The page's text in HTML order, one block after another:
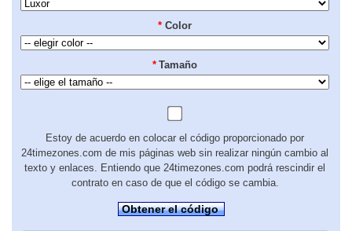
* Color
* Tamaño
Estoy de acuerdo en colocar el código proporcionado por
24timezones.com de mis páginas web sin realizar ningún cambio al
texto y enlaces. Entiendo que 24timezones.com podrá rescindir el
contrato en caso de que el código se cambia.
Obtener el código